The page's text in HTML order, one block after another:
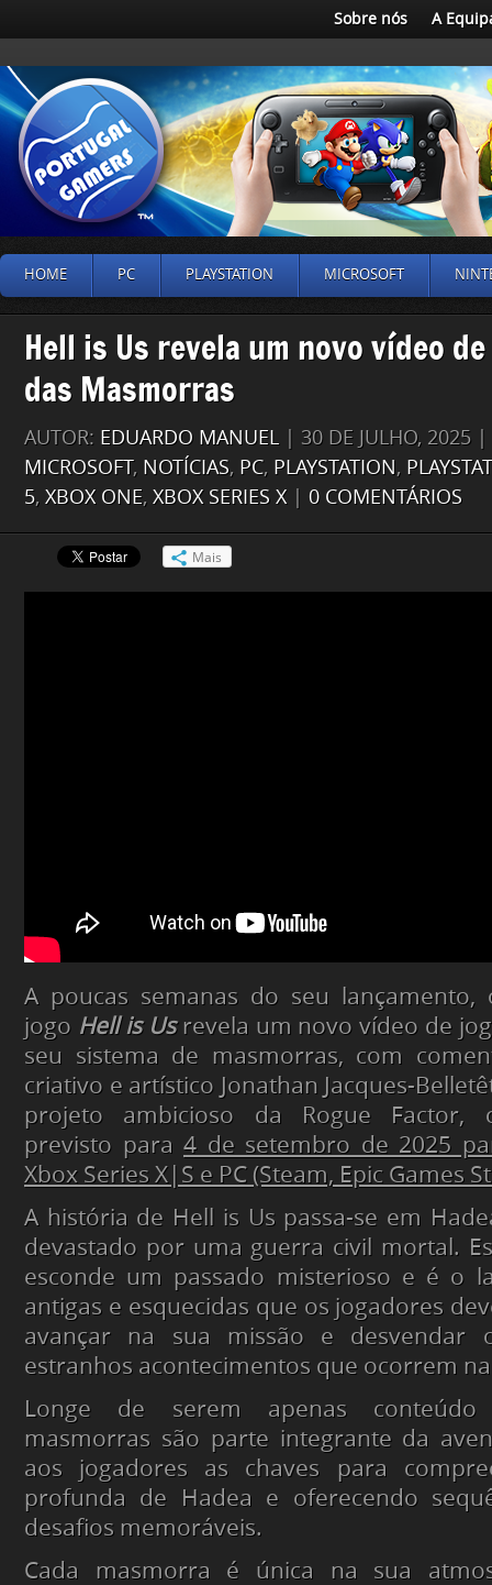
Sobre nós A
HOME PC PLAYSTATION MICROSOFT
Hell is Us revela um novo vídeo
das Masmorras
AUTOR: EDUARDO MANUEL | 30 DE JULHO, 2025
MICROSOFT, NOTÍCIAS, PC, PLAYSTATION,
5, XBOX ONE, XBOX SERIES X| 0 COMENTÁRIOS
Mais
A poucas semanas do seu lançamento,
jogo Hell is Usrevela um novo vídeo de
seu sistema de masmorras, com
criativo e artístico Jonathan Jacques-
projeto ambicioso da Rogue Factor,
previsto para 4 de setembro de 2025
Xbox Series X|S e PC (Steam, Epic Games
A história de Hell is Us passa-se em
devastado por uma guerra civil mortal.
esconde um passado misterioso e é o
antigas e esquecidas que os jogadores
avançar na sua missão e desvendar
estranhos acontecimentos que ocorrem
Longe de serem apenas conteúdo
masmorras são parte integrante da
aos jogadores as chaves para
profunda de Hadea e oferecendo
desafios memoráveis.
Cada masmorra é única na sua